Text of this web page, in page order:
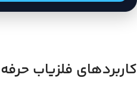
کاربردهای فلزیاب